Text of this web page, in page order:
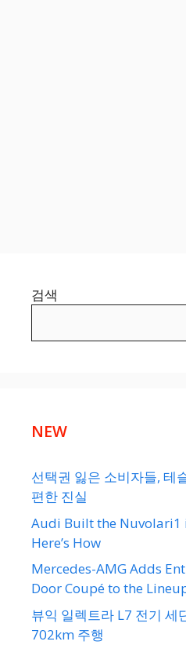
검색
NEW
선택권 잃은 소비자들, 테
편한 진실
Audi Built the Nuvolari1
Here’s How
Mercedes-AMG Adds
Door Coupé to the
뷰익 일렉트라 L7 전기 세
702km 주행